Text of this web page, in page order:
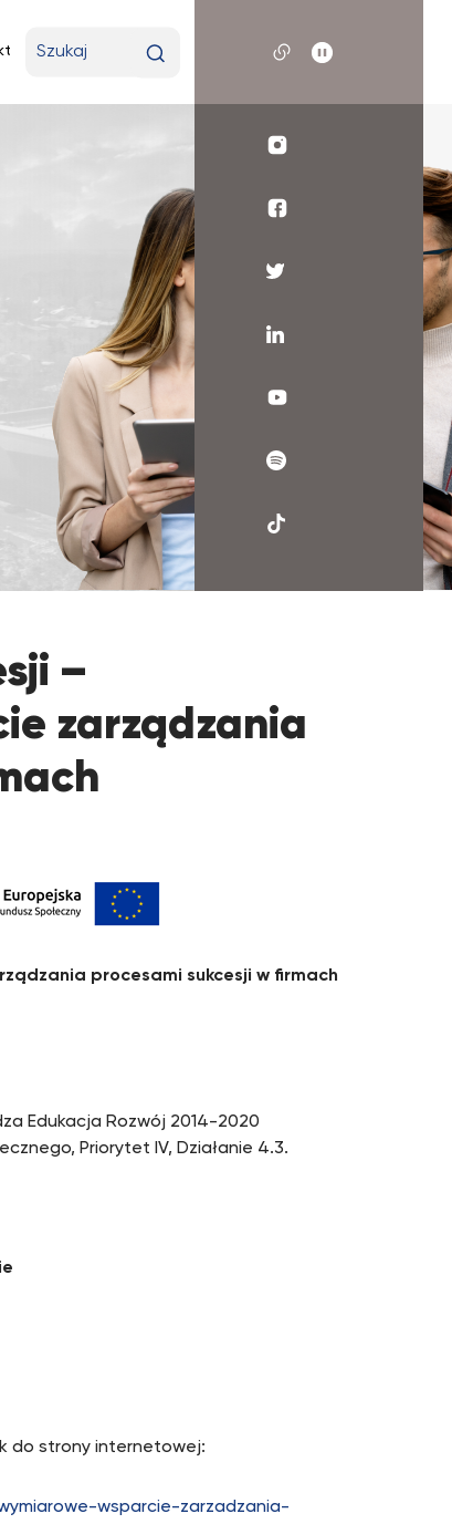
wyszukiwaną
Profil
WSR
Profil
Profil
Linkedin
UKSW
UKSW
UKSW
–
zarządzania
procesami sukcesji w firmach
Edukacja Rozwój 2014-2020
Priorytet IV, Działanie 4.3.
do strony internetowej:
wsparcie-zarzadzania-